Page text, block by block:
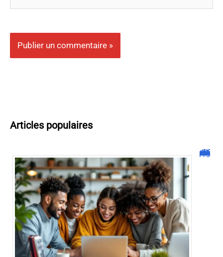
Articles populaires
Malgrim com : tout ce que vous devez savoir sur la plateforme !